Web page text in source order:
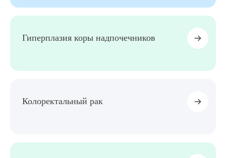
Гиперплазия коры надпочечников
Колоректальный рак